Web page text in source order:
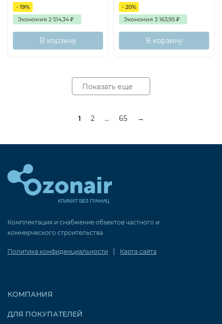
- 19%
Экономия 2 514,34 ₽
В корзину
- 20%
Экономия 3 163,95 ₽
В корзину
Показать еще
1 2 ... 65 →
Комплектация и снабжение объектов частного и
коммерческого строительства
Политика конфиденциальности | Карта сайта
КОМПАНИЯ
ДЛЯ ПОКУПАТЕЛЕЙ